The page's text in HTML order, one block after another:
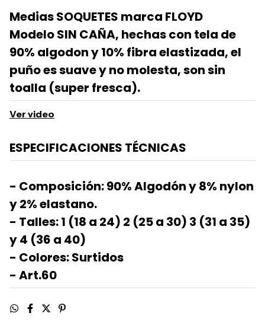
Medias SOQUETES marca FLOYD
Modelo SIN CAÑA, hechas con tela de
90% algodon y 10% fibra elastizada, el
puño es suave y no molesta, son sin
toalla (super fresca).
Ver video
ESPECIFICACIONES TÉCNICAS
- Composición: 90% Algodón y 8% nylon
y 2% elastano.
- Talles: 1 (18 a 24) 2 (25 a 30) 3 (31 a 35)
y 4 (36 a 40)
- Colores: Surtidos
- Art.60